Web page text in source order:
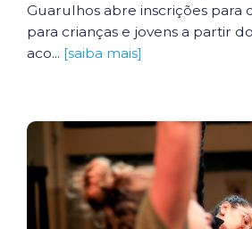
Guarulhos abre inscrições para
para crianças e jovens a partir
aco... [saiba mais]